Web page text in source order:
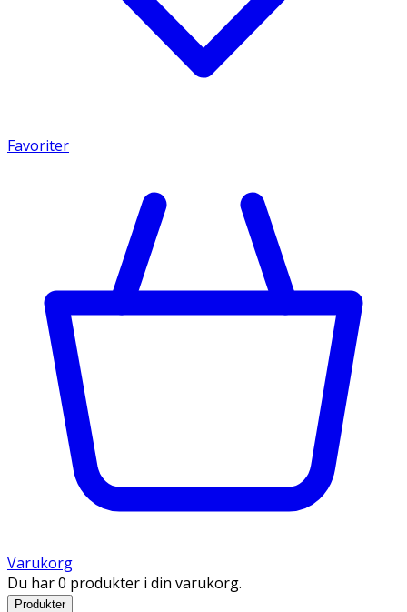
Favoriter
Varukorg
Du har 0 produkter i din varukorg.
Produkter